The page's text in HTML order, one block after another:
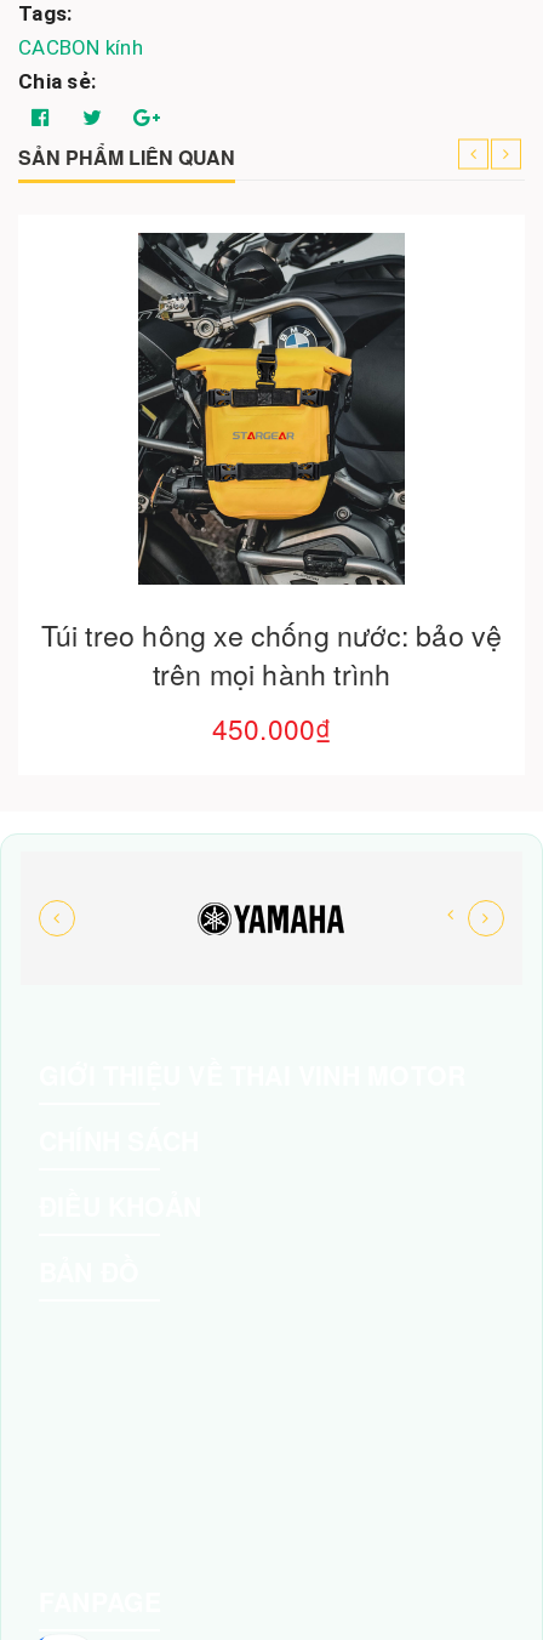
Tags:
CACBON kính
Chia sẻ:
SẢN PHẨM LIÊN QUAN
Túi treo hông xe chống nước: bảo vệ
trên mọi hành trình
450.000₫
Cho vào giỏ hàng